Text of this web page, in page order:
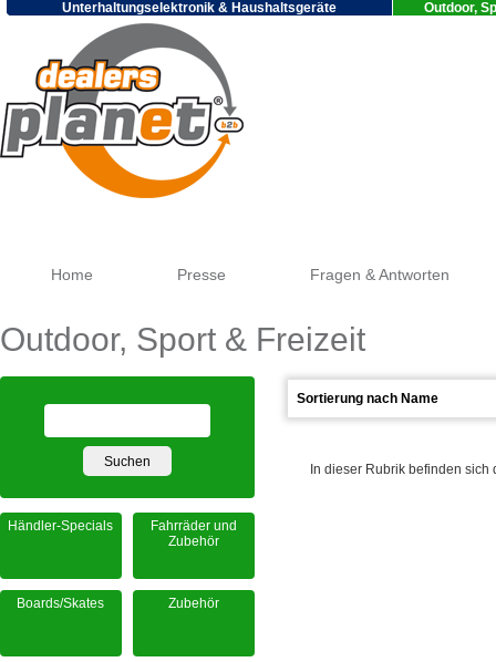
Unterhaltungselektronik & Haushaltsgeräte Outdoor,
Home Presse Fragen & Antworten
Outdoor, Sport & Freizeit
In dieser Rubrik befinden
Händler-Specials
Fahrräder und
Zubehör
Boards/Skates Zubehör